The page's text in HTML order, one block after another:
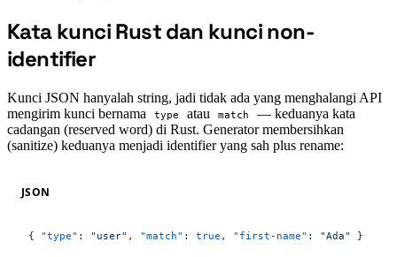
#
Kata kunci Rust dan kunci non-
identifier
Kunci JSON hanyalah string, jadi tidak ada yang menghalangi API
mengirim kunci bernama
type atau match
— keduanya kata
cadangan (reserved word) di Rust. Generator membersihkan
(sanitize) keduanya menjadi identifier yang sah plus rename:
JSON
{ "type" : "user" , "match" : true , "first-name" : "Ada" }